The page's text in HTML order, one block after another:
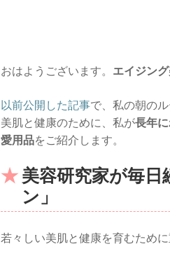
おはようございます。 エイジン
以前公開した記事で、私の朝の
美肌と健康のために、私が長年
愛用品をご紹介します。
美容研究家が毎日
ン」
若々しい美肌と健康を育むため